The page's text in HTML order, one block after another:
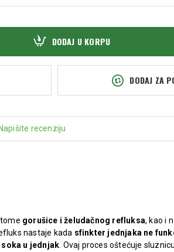
Napišite recenziju
DODAJ U KORPU
DODAJ ZA
gorušice i želudačnog refluksa, kao i
nastaje kada sfinkter jednjaka ne
u jednjak . Ovaj proces oštećuje